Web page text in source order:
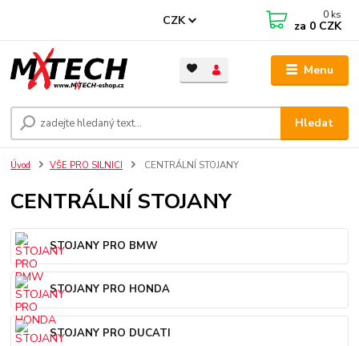
Menu
CZK
Hledat
0 ks
za 0 CZK
Úvod VŠE PRO SILNICI CENTRÁLNÍ STOJANY
CENTRÁLNÍ STOJANY
STOJANY PRO BMW
STOJANY PRO HONDA
STOJANY PRO DUCATI